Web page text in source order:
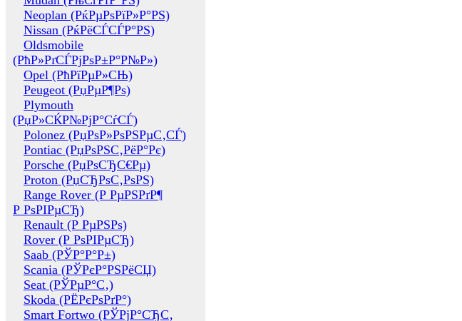
Neoplan (РќРµРѕРїР»Р°РЅ)
Nissan (РќРёСЃСЃР°РЅ)
Oldsmobile
(РћР»РґСЃРјРѕР±Р°Р№Р»)
Opel (РћРїРµР»СЊ)
Peugeot (РџРµР¶Рѕ)
Plymouth
(РџР»СЌР№РјР°СѓСЃ)
Polonez (РџРѕР»РѕРЅРµС‚СЃ)
Pontiac (РџРѕРЅС‚РёР°Рє)
Porsche (РџРѕСЂС€Рµ)
Proton (РџСЂРѕС‚РѕРЅ)
Range Rover (Р РµРЅРґР¶
Р РѕРІРµСЂ)
Renault (Р РµРЅРѕ)
Rover (Р РѕРІРµСЂ)
Saab (РЎР°Р°Р±)
Scania (РЎРєР°РЅРёСЏ)
Seat (РЎРµР°С‚)
Skoda (РЁРєРѕРґР°)
Smart Fortwo (РЎРјР°СЂС‚